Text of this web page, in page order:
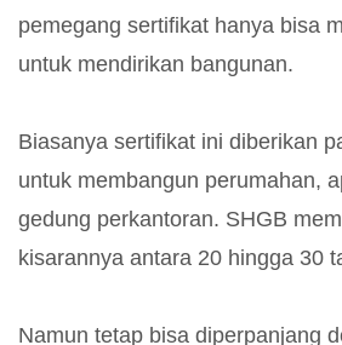
pemegang sertifikat hanya bisa
untuk mendirikan bangunan.
Biasanya sertifikat ini diberikan
untuk membangun perumahan,
gedung perkantoran. SHGB
kisarannya antara 20 hingga 30
Namun tetap bisa diperpanjang